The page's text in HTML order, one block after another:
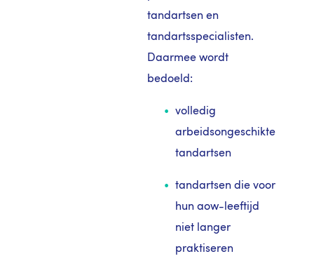
tandartsen en
tandartsspecialisten.
Daarmee wordt
bedoeld:
volledig
arbeidsongeschikte
tandartsen
tandartsen die voor
hun aow-leeftijd
niet langer
praktiseren